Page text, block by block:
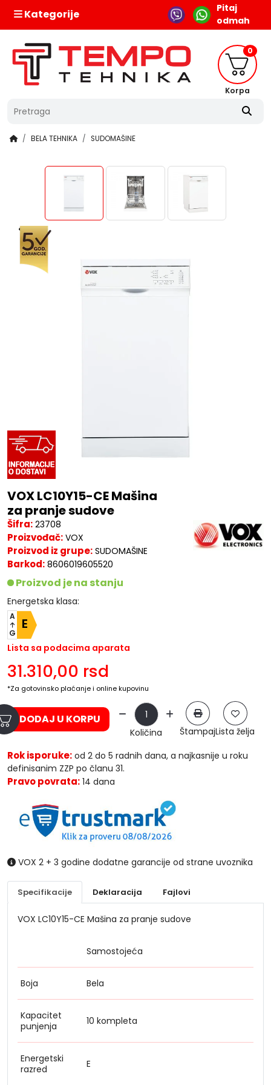
Kategorije
Pitaj
odmah
0
Korpa
BELA TEHNIKA SUDOMAŠINE
VOX LC10Y15-CE Mašina
za pranje sudove
Šifra: 23708
Proizvođač: VOX
Proizvod iz grupe: SUDOMAŠINE
Barkod: 8606019605520
Proizvod je na stanju
Energetska klasa:
A
G
E
Lista sa podacima aparata
31.310,00 rsd
*Za gotovinsko plaćanje i online kupovinu
DODAJ U KORPU
Količina ŠtampajLista želja
Rok isporuke: od 2 do 5 radnih dana, a najkasnije u roku
definisanim ZZP po članu 31.
Pravo povrata: 14 dana
VOX 2 + 3 godine dodatne garancije od strane uvoznika
Specifikacije Deklaracija Fajlovi
VOX LC10Y15-CE Mašina za pranje sudove
Samostojeća
Boja Bela
Kapacitet
punjenja
10 kompleta
Energetski
razred
E